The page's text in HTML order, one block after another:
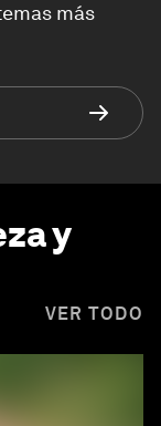
más
y
VER TODO